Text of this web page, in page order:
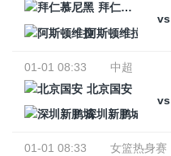
拜仁慕尼黑
vs
阿斯顿维拉
01-01 08:33
中超
北京国安
vs
深圳新鹏城
01-01 08:33
女篮热身赛